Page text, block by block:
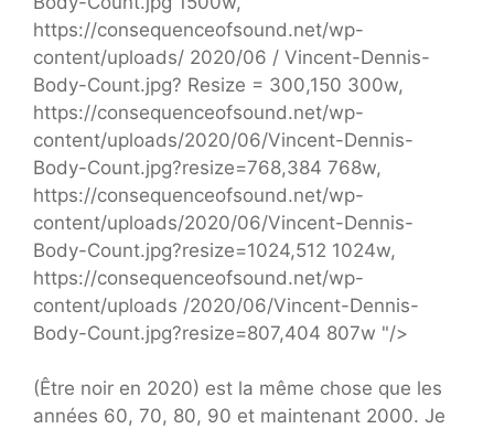
https://consequenceofsound.net/wp-
content/uploads/ 2020/06 / Vincent-Dennis-
Body-Count.jpg? Resize = 300,150 300w,
https://consequenceofsound.net/wp-
content/uploads/2020/06/Vincent-Dennis-
Body-Count.jpg?resize=768,384 768w,
https://consequenceofsound.net/wp-
content/uploads/2020/06/Vincent-Dennis-
Body-Count.jpg?resize=1024,512 1024w,
https://consequenceofsound.net/wp-
content/uploads /2020/06/Vincent-Dennis-
Body-Count.jpg?resize=807,404 807w "/>
(Être noir en 2020) est la même chose que les
années 60, 70, 80, 90 et maintenant 2000. Je